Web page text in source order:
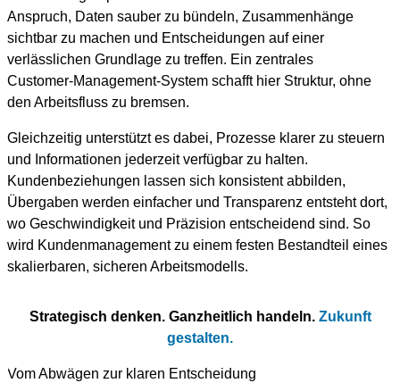
Anspruch, Daten sauber zu bündeln, Zusammenhänge
sichtbar zu machen und Entscheidungen auf einer
verlässlichen Grundlage zu treffen. Ein zentrales
Customer‑Management‑System schafft hier Struktur, ohne
den Arbeitsfluss zu bremsen.
Gleichzeitig unterstützt es dabei, Prozesse klarer zu steuern
und Informationen jederzeit verfügbar zu halten.
Kundenbeziehungen lassen sich konsistent abbilden,
Übergaben werden einfacher und Transparenz entsteht dort,
wo Geschwindigkeit und Präzision entscheidend sind. So
wird Kundenmanagement zu einem festen Bestandteil eines
skalierbaren, sicheren Arbeitsmodells.
Strategisch denken. Ganzheitlich handeln. Zukunft
gestalten.
Vom Abwägen zur klaren Entscheidung